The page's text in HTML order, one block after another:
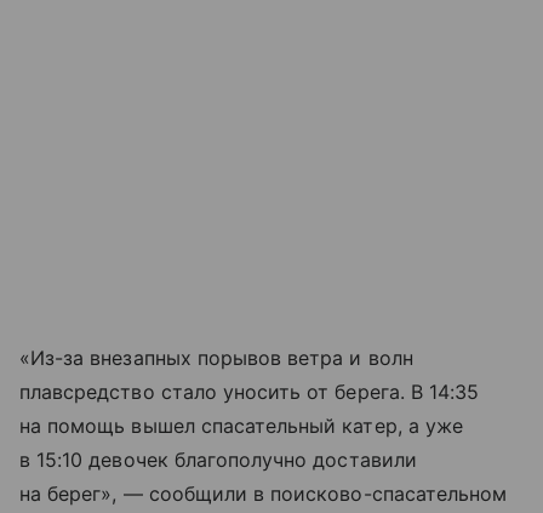
«Из-за внезапных порывов ветра и волн
плавсредство стало уносить от берега. В 14:35
на помощь вышел спасательный катер, а уже
в 15:10 девочек благополучно доставили
на берег», — сообщили в поисково-спасательном